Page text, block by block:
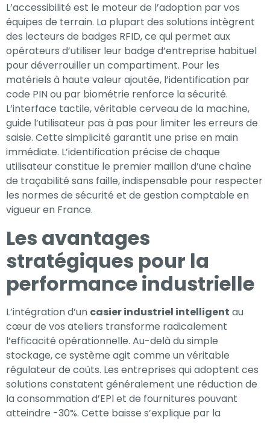
L’accessibilité est le moteur de l’adoption par vos
équipes de terrain. La plupart des solutions intègrent
des lecteurs de badges RFID, ce qui permet aux
opérateurs d’utiliser leur badge d’entreprise habituel
pour déverrouiller un compartiment. Pour les
matériels à haute valeur ajoutée, l’identification par
code PIN ou par biométrie renforce la sécurité.
L’interface tactile, véritable cerveau de la machine,
guide l’utilisateur pas à pas pour limiter les erreurs de
saisie. Cette simplicité garantit une prise en main
immédiate. L’identification précise de chaque
utilisateur constitue le premier maillon d’une chaîne
de traçabilité sans faille, indispensable pour respecter
les normes de sécurité et de gestion comptable en
vigueur en France.
Les avantages
stratégiques pour la
performance industrielle
L’intégration d’un casier industriel intelligent au
cœur de vos ateliers transforme radicalement
l’efficacité opérationnelle. Au-delà du simple
stockage, ce système agit comme un véritable
régulateur de coûts. Les entreprises qui adoptent ces
solutions constatent généralement une réduction de
la consommation d’EPI et de fournitures pouvant
atteindre -30%. Cette baisse s’explique par la